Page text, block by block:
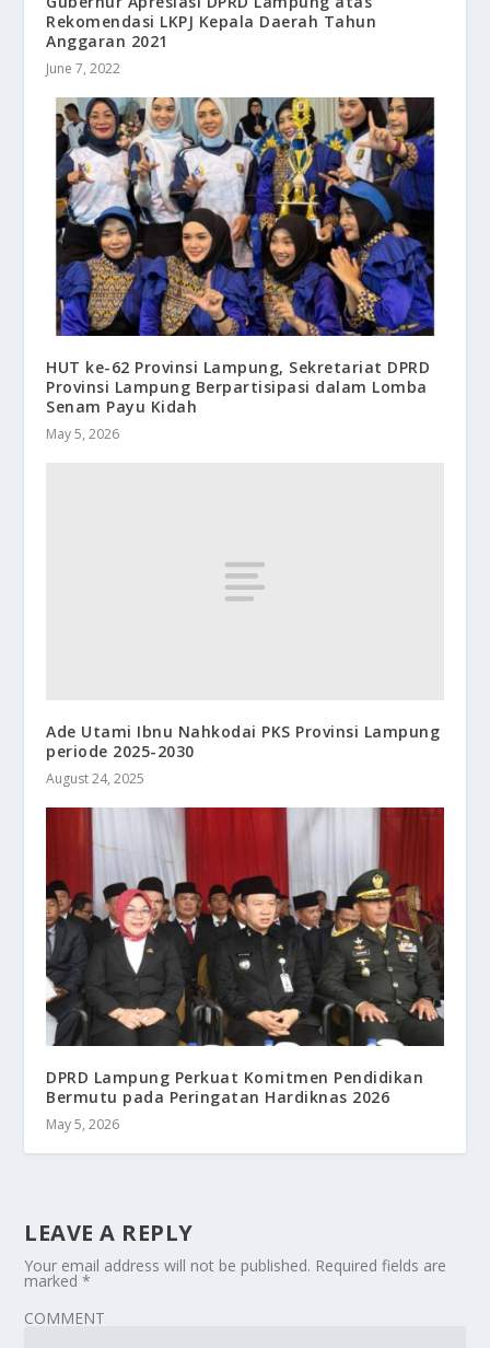
Rekomendasi LKPJ Kepala Daerah Tahun
Anggaran 2021
June 7, 2022
HUT ke-62 Provinsi Lampung, Sekretariat DPRD
Provinsi Lampung Berpartisipasi dalam Lomba
Senam Payu Kidah
May 5, 2026
Ade Utami Ibnu Nahkodai PKS Provinsi Lampung
periode 2025-2030
August 24, 2025
DPRD Lampung Perkuat Komitmen Pendidikan
Bermutu pada Peringatan Hardiknas 2026
May 5, 2026
LEAVE A REPLY
Your email address will not be published. Required fields are
marked*
COMMENT